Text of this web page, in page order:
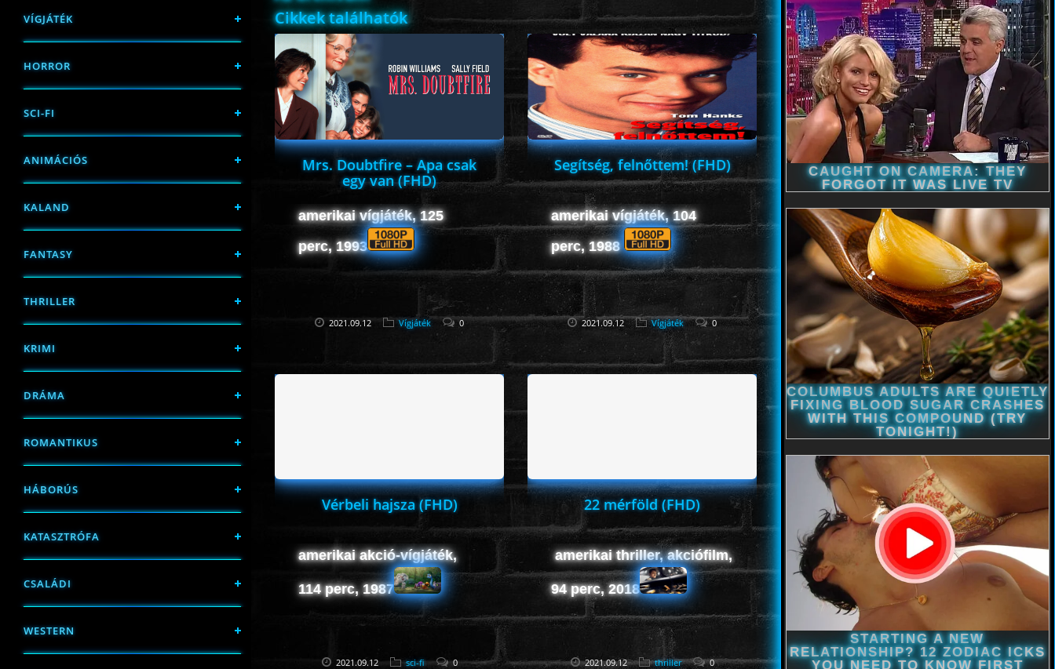
VÍGJÁTÉK
HORROR
SCI-FI
ANIMÁCIÓS
KALAND
FANTASY
THRILLER
KRIMI
DRÁMA
ROMANTIKUS
HÁBORÚS
KATASZTRÓFA
CSALÁDI
WESTERN
Cikkek találhatók
Mrs. Doubtfire – Apa csak
egy van (FHD)
amerikai vígjáték, 125
perc, 1993
2021.09.12 Vígjáték 0
Segítség, felnőttem! (FHD)
amerikai vígjáték, 104
perc, 1988
2021.09.12 Vígjáték 0
Vérbeli hajsza (FHD)
amerikai akció-vígjáték,
114 perc, 1987
2021.09.12 sci-fi 0
22 mérföld (FHD)
amerikai thriller, akciófilm,
94 perc, 2018
2021.09.12 thriller 0